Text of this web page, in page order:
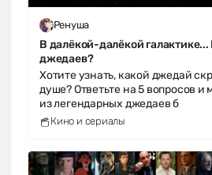
Ренуша
В далёкой-далёкой галактике...
джедаев?
Хотите узнать, какой джедай
душе? Ответьте на 5 вопросов и
из легендарных джедаев б
Кино и сериалы